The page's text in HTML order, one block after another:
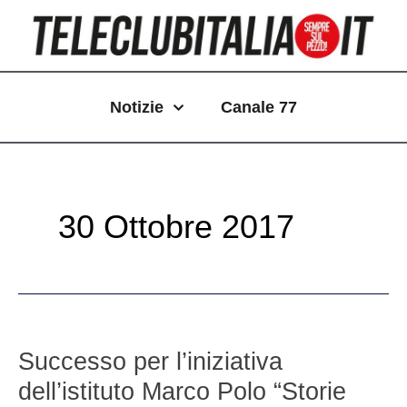
contenuto
Notizie Canale 77
30 Ottobre 2017
Successo per l’iniziativa
dell’istituto Marco Polo “Storie
per
l’iniziativa
dell’istituto
articoli